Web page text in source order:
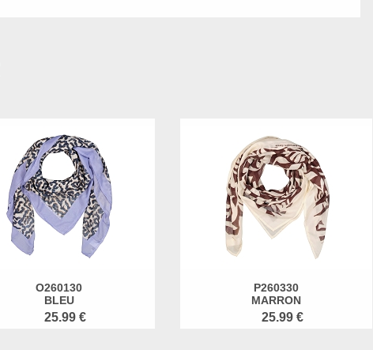
O260130
BLEU
25.99 €
P260330
MARRON
25.99 €